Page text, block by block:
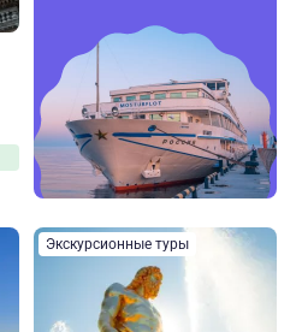
Экскурсионные туры